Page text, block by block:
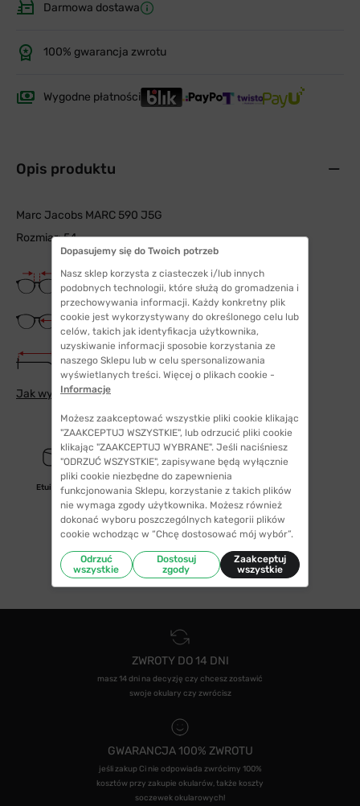
Darmowa dostawa
100% gwarancja zwrotu
Wygodne płatności
Opis produktu
Marc Jacobs MARC 590 J5G
Rozmiar: 54
Szerokość mostka
17 mm
Szerokość szkła
54 mm
Długość zauszników
145 mm
Jak wybrać odpowiedni rozmiar
Etui/woreczek
ZWROTY DO 14 DNI
masz 14 dni na decyzję czy chcesz zostawić
swoje okulary czy zwrócisz
GWARANCJA 100% ZWROTU
jeśli zakup Ci nie odpowiada zwrócimy 100%
kosztów przy zakupie okularów, także koszty
soczewek okularowych!
Dopasujemy się do Twoich potrzeb
Nasz sklep korzysta z ciasteczek i/lub innych
podobnych technologii, które służą do gromadzenia i
przechowywania informacji. Każdy konkretny plik
cookie jest wykorzystywany do określonego celu lub
celów, takich jak identyfikacja użytkownika,
uzyskiwanie informacji sposobie korzystania ze
naszego Sklepu lub w celu spersonalizowania
wyświetlanych treści. Więcej o plikach cookie -
Informacje
Możesz zaakceptować wszystkie pliki cookie klikając
"ZAAKCEPTUJ WSZYSTKIE", lub odrzucić pliki cookie
klikając "ZAAKCEPTUJ WYBRANE". Jeśli naciśniesz
"ODRZUĆ WSZYSTKIE", zapisywane będą wyłącznie
pliki cookie niezbędne do zapewnienia
funkcjonowania Sklepu, korzystanie z takich plików
nie wymaga zgody użytkownika. Możesz również
dokonać wyboru poszczególnych kategorii plików
cookie wchodząc w “Chcę dostosować mój wybór”.
Odrzuć
wszystkie
Dostosuj
zgody
Zaakceptuj
wszystkie